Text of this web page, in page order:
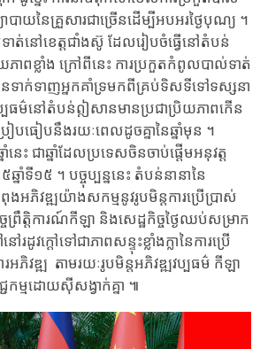
បាយ​នៃគ្រួសារ​ជា​ច្រើន​ដើម្បី​អបអរ​ថ្ងៃ​បុណ្យ ។
ត់នៅខេត្ត​ជាំងស៊ូ ដែល​រៀប​ចំ​ធ្វើ​នៅតំបន់​
ភាព​ខ្លាំង​ ក្រៅពីនេះ ការប្រកួតកំពូលបាល់ទាត់
ាក់ទាញអ្នកគាំទ្រមកពីគ្រប់ទិសទីទៅ​ទស្សនា​
បធម៌នៅតំបន់​​ឦសានមាន​ប្រជាប្រិយភាព​កើន​
បធៀបនឹង​រយៈពេល​ដូ​ច​គ្នា​នៃ​ឆ្នាំ​មុន​ ។
ះ ជាឆ្នាំដែលប្រទេសចិនចាប់ផ្តើមអនុវត្ត
នាំទី១៥ ។ បច្ចុប្បន្ន​នេះ តំបន់​នានា​នៃ​
អភិវឌ្ឍយ៉ាងសកម្មនូវរូបមិន្ត​​ការ​ប្រើប្រាស់
ចព្រឹត្តិការណ៍កីឡា និងសេដ្ឋកិច្ចថ្ងៃឈប់សម្រាក
រដូវ​ក្តៅ​ទៅជា​ភាពសន្ទុះខ្លាំងក្លានៃ​ការ​ប្រើ
ភិវឌ្ឍ​ តាមរយៈ​រូបមិន្ត​អភិវឌ្ឍ​វប្បធម៌ កីឡា
ម្ម​ដោយ​ស៊ីសង្វាក់​គ្នា ៕